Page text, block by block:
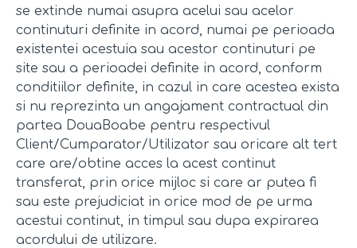
se extinde numai asupra acelui sau acelor
continuturi definite in acord, numai pe perioada
existentei acestuia sau acestor continuturi pe
site sau a perioadei definite in acord, conform
conditiilor definite, in cazul in care acestea exista
si nu reprezinta un angajament contractual din
partea DouaBoabe pentru respectivul
Client/Cumparator/Utilizator sau oricare alt tert
care are/obtine acces la acest continut
transferat, prin orice mijloc si care ar putea fi
sau este prejudiciat in orice mod de pe urma
acestui continut, in timpul sau dupa expirarea
acordului de utilizare.